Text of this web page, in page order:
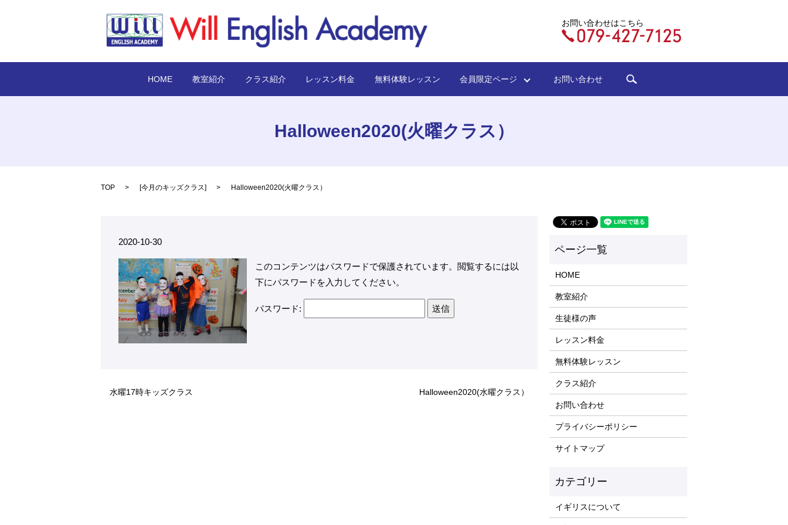
お問い合わせはこちら
HOME 教室紹介 クラス紹介 レッスン料金 無料体験レッスン 会員限定ページ お問い合わせ
Halloween2020(火曜クラス）
TOP [今月のキッズクラス] Halloween2020(火曜クラス）
2020-10-30
このコンテンツはパスワードで保護されています。閲覧するには以
下にパスワードを入力してください。
パスワード:
水曜17時キッズクラス Halloween2020(水曜クラス）
HOME
教室紹介
生徒様の声
レッスン料金
無料体験レッスン
クラス紹介
お問い合わせ
プライバシーポリシー
サイトマップ
イギリスについて